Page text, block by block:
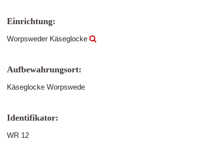
Einrichtung:
Worpsweder Käseglocke
Aufbewahrungsort:
Käseglocke Worpswede
Identifikator:
WR 12